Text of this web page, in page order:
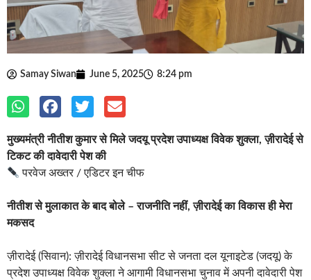
Samay Siwan June 5, 2025 8:24 pm
मुख्यमंत्री नीतीश कुमार से मिले जदयू प्रदेश उपाध्यक्ष विवेक शुक्ला, ज़ीरादेई से
टिकट की दावेदारी पेश की
परवेज अख्तर / एडिटर इन चीफ
नीतीश से मुलाकात के बाद बोले – राजनीति नहीं, ज़ीरादेई का विकास ही मेरा
मकसद
ज़ीरादेई (सिवान): ज़ीरादेई विधानसभा सीट से जनता दल यूनाइटेड (जदयू) के
प्रदेश उपाध्यक्ष विवेक शुक्ला ने आगामी विधानसभा चुनाव में अपनी दावेदारी पेश